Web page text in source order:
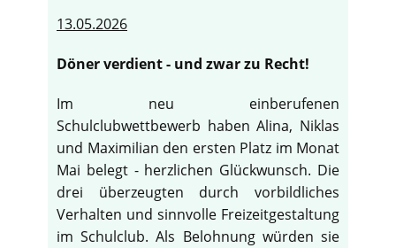
13.05.2026
Döner verdient - und zwar zu Recht!
Im neu einberufenen
Schulclubwettbewerb haben Alina, Niklas
und Maximilian den ersten Platz im Monat
Mai belegt - herzlichen Glückwunsch. Die
drei überzeugten durch vorbildliches
Verhalten und sinnvolle Freizeitgestaltung
im Schulclub. Als Belohnung würden sie